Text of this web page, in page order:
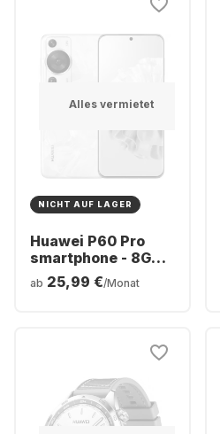
Alles vermietet
NICHT AUF LAGER
Huawei P60 Pro
smartphone - 8GB -
256GB - Dual SIM
ab 25,99 €/Monat